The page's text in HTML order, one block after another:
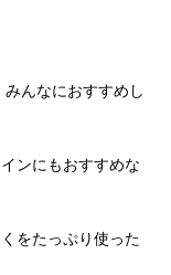
んなにおすすめし
ンにもおすすめな
をたっぷり使った